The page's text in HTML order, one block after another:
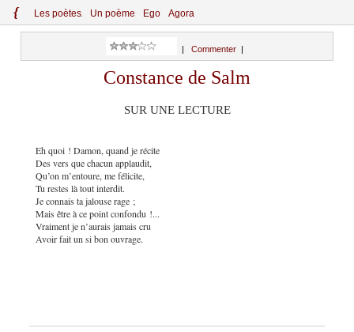
{ Les poètes Un poème Ego Agora
Commenter
Constance de Salm
SUR UNE LECTURE
Eh quoi ! Damon, quand je récite
Des vers que chacun applaudit,
Qu’on m’entoure, me félicite,
Tu restes là tout interdit.
Je connais ta jalouse rage ;
Mais être à ce point confondu !...
Vraiment je n’aurais jamais cru
Avoir fait un si bon ouvrage.